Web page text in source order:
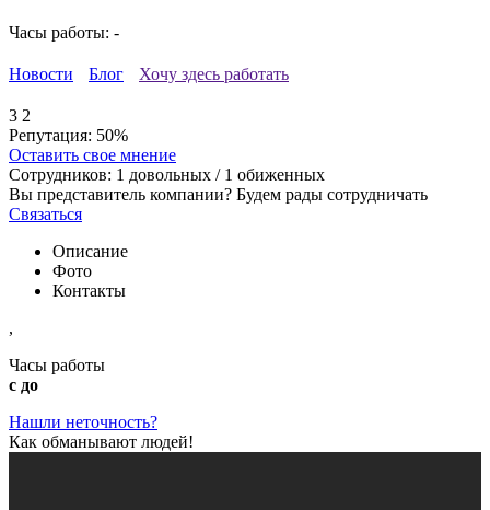
Часы работы: -
Новости Блог Хочу здесь работать
3 2
Репутация: 50%
Оставить свое мнение
Сотрудников: 1 довольных / 1 обиженных
Вы представитель компании? Будем рады сотрудничать
Связаться
Описание
Фото
Контакты
,
Часы работы
с до
Нашли неточность?
Как обманывают людей!